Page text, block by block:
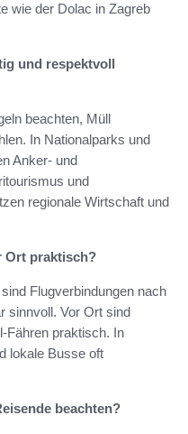
wie der Dolac in Zagreb
und respektvoll
beachten, Müll
In Nationalparks und
Anker- und
und
regionale Wirtschaft und
Ort praktisch?
Flugverbindungen nach
sinnvoll. Vor Ort sind
Fähren praktisch. In
lokale Busse oft
beachten?